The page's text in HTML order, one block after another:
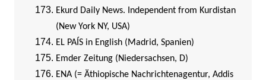
Ekurd Daily News. Independent from Kurdistan
(New York NY, USA)
EL PAÍS in English (Madrid, Spanien)
Emder Zeitung (Niedersachsen, D)
ENA (= Äthiopische Nachrichtenagentur, Addis